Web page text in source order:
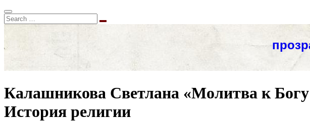
Калашникова Светлана «Молитва к
История религии